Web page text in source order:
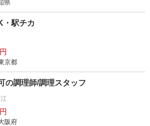
県
・駅チカ
京都
の調理師/調理スタッフ
阪府